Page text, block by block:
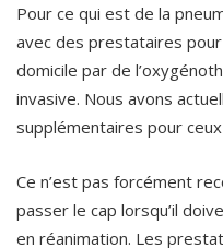
Pour ce qui est de la
avec des prestataires
domicile par de
invasive. Nous avons
supplémentaires pour
Ce n’est pas forcément
passer le cap lorsqu’il
en réanimation. Les